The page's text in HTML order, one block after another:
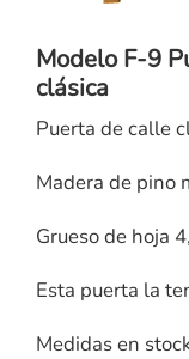
Modelo F-9
clásica
Puerta de calle
Madera de pino
Grueso de hoja
Esta puerta la
Medidas en